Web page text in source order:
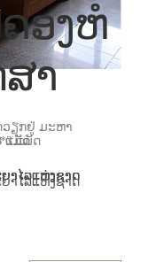
ວຽກຢູ່ ມະຫາ
າໄລແຫ່ງຊາດ
ແມັດ
າໄລແຫ່ງຊາດ
ແມັດ
າໄລແຫ່ງຊາດ
ແມັດ
າໄລແຫ່ງຊາດ
ອງຫໍ
າ